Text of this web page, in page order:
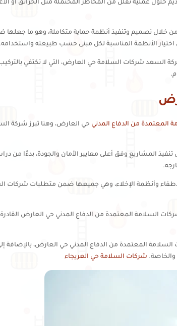
عملية تقلل من المخاطر المحتملة مثل الحرائق أو
تصميم وتنفيذ أنظمة حماية متكاملة، وهو ما
الأنظمة المناسبة لكل مبنى حسب طبيعته واستخدامه.
شركات السلامة حي العارض، التي لا تكتفي
المعتمدة من الدفاع المدني حي العارض، وهنا تبرز شركة
المشاريع وفق أعلى معايير الأمان والجودة، بدءًا من
وأنظمة الإخلاء، وهي جميعها ضمن متطلبات شركات
السلامة المعتمدة من الدفاع المدني حي العارض
المعتمدة من الدفاع المدني حي العارض، بالإضافة
والخاصة. شركات السلامة حي العريجاء